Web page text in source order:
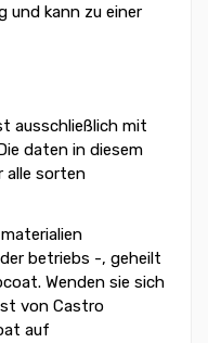
und kann zu einer
ausschließlich mit
daten in diesem
alle sorten
betriebs -, geheilt
Wenden sie sich
von Castro
auf